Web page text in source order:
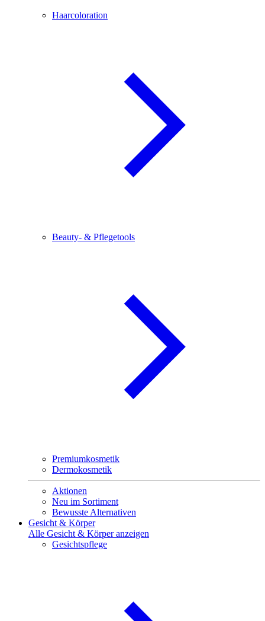
Haarcoloration
Beauty- & Pflegetools
Premiumkosmetik
Dermokosmetik
Aktionen
Neu im Sortiment
Bewusste Alternativen
Gesicht & Körper
Alle Gesicht & Körper anzeigen
Gesichtspflege